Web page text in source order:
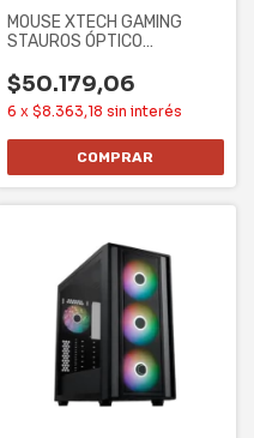
MOUSE XTECH GAMING
STAUROS ÓPTICO
7200
$50.179,06
6 x $8.363,18 sin interés